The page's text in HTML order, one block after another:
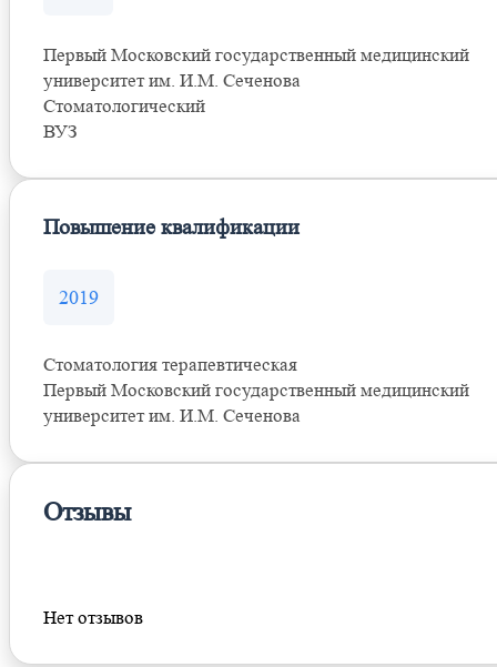
Первый Московский государственный медицинский
университет им. И.М. Сеченова
Стоматологический
ВУЗ
Повышение квалификации
2019
Стоматология терапевтическая
Первый Московский государственный медицинский
университет им. И.М. Сеченова
Отзывы
Нет отзывов